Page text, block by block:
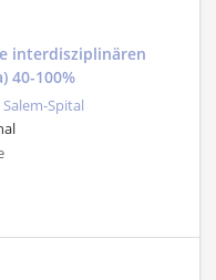
interdisziplinären
40-100%
Spital